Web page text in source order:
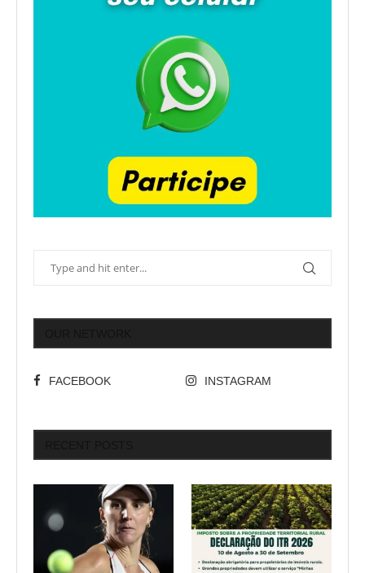
FACEBOOK INSTAGRAM